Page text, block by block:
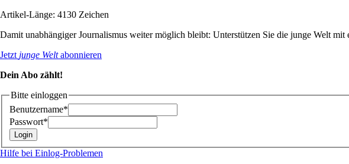
Artikel-Länge: 4130 Zeichen
Damit unabhängiger Journalismus weiter möglich bleibt: Unterstützen Sie die junge Welt
Jetzt junge Weltabonnieren
Dein Abo zählt!
Bitte einloggen
Benutzername*
Passwort*
Hilfe bei Einlog-Problemen